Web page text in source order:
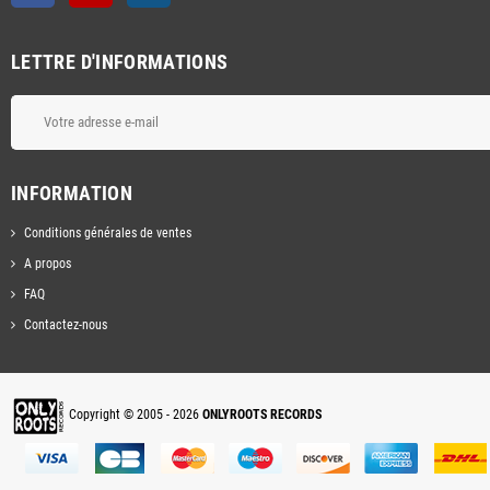
LETTRE D'INFORMATIONS
INFORMATION
Conditions générales de ventes
A propos
FAQ
Contactez-nous
Copyright © 2005 - 2026 ONLYROOTS RECORDS